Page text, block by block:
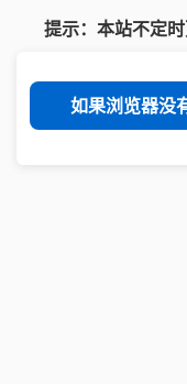
提示：本站不定
如果浏览器没